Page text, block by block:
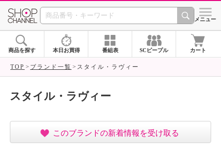
SHOP CHANNEL ショッ
メニュー
商品を探す 本日お買得 番組表 SCピープル カート
TOP ブランド一覧 スタイル・ラヴィー
スタイル・ラヴィー
このブランドの新着情報を受け取る